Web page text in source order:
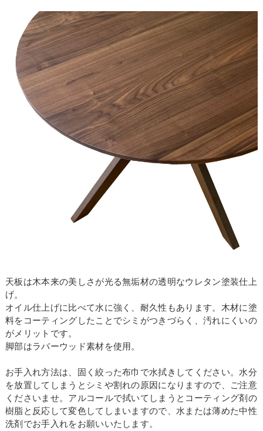
天板は木本来の美しさが光る無垢材の透明なウレタン塗装仕上
げ。
オイル仕上げに比べて水に強く、耐久性もあります。木材に塗
料をコーティングしたことでシミがつきづらく、汚れにくいの
がメリットです。
脚部はラバーウッド素材を使用。
お手入れ方法は、固く絞った布巾で水拭きしてください。水分
を放置してしまうとシミや割れの原因になりますので、ご注意
くださいませ。アルコールで拭いてしまうとコーティング剤の
樹脂と反応して変色してしまいますので、水または薄めた中性
洗剤でお手入れをお願いいたします。